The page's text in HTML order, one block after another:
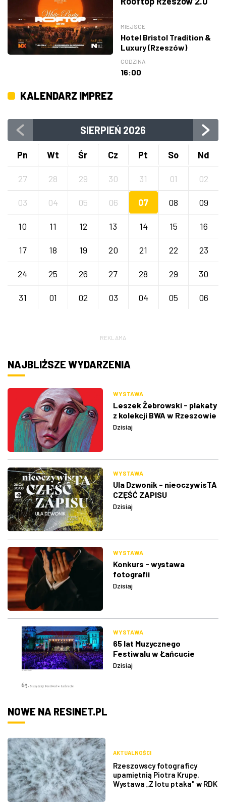
MIEJSCE
Hotel Bristol Tradition &
Luxury (Rzeszów)
GODZINA
16:00
KALENDARZ IMPREZ
SIERPIEŃ 2026
Pn Wt Śr Cz Pt So Nd
27 28 29 30 31 01 02
03 04 05 06 07 08 09
10 11 12 13 14 15 16
17 18 19 20 21 22 23
24 25 26 27 28 29 30
31 01 02 03 04 05 06
REKLAMA
NAJBLIŻSZE WYDARZENIA
WYSTAWA
Leszek Żebrowski - plakaty
z kolekcji BWA w Rzeszowie
Dzisiaj
WYSTAWA
Ula Dzwonik - nieoczywisTA
CZĘŚĆ ZAPISU
Dzisiaj
WYSTAWA
Konkurs - wystawa
fotografii
Dzisiaj
WYSTAWA
65 lat Muzycznego
Festiwalu w Łańcucie
Dzisiaj
NOWE NA RESINET.PL
AKTUALNOŚCI
Rzeszowscy fotograficy
upamiętnią Piotra Krupę.
Wystawa „Z lotu ptaka" w RDK